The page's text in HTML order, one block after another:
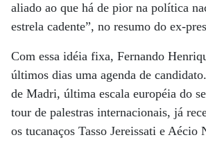
aliado ao que há de pior na política
estrela cadente”, no resumo do ex-
Com essa idéia fixa, Fernando
últimos dias uma agenda de
de Madri, última escala européia do
tour de palestras internacionais, já
os tucanaços Tasso Jereissati e Aécio